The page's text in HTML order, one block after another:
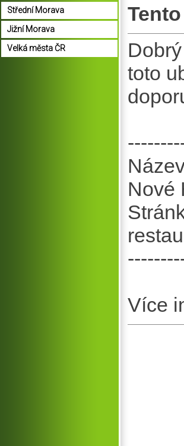
toto
Nové
Více
Střední Morava
Jižní Morava
Velká města ČR